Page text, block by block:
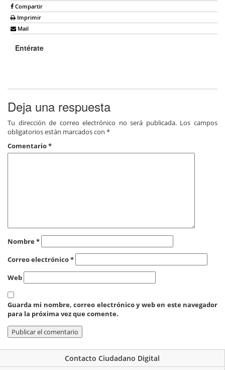
Compartir
Imprimir
Mail
Entérate
Deja una respuesta
Tu dirección de correo electrónico no será publicada. Los campos
obligatorios están marcados con *
Comentario*
Nombre*
Correo electrónico*
Web
Guarda mi nombre, correo electrónico y web en este navegador
para la próxima vez que comente.
Contacto Ciudadano Digital